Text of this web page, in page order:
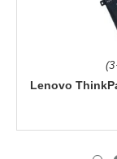
(3
Lenovo